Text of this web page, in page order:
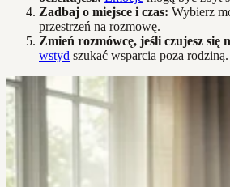
Zadbaj o miejsce i czas: Wybierz
przestrzeń na rozmowę.
Zmień rozmówcę, jeśli czujesz się
wstyd szukać wsparcia poza rodziną.